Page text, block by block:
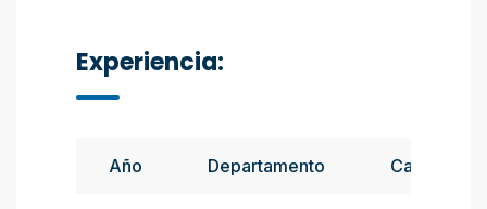
Experiencia:
Año Departamento Cargo